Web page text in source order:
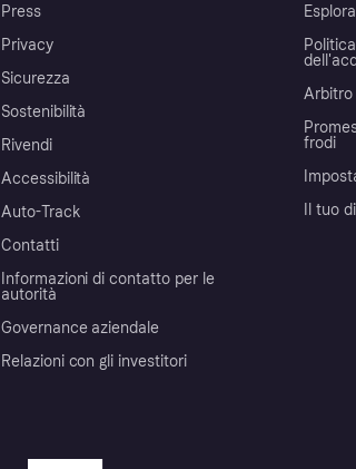
Press
Privacy
Sicurezza
Sostenibilità
Rivendi
Accessibilità
Auto-Track
Contatti
Informazioni di contatto per le
autorità
Governance aziendale
Relazioni con gli investitori
Arbitro
frodi
Il tuo